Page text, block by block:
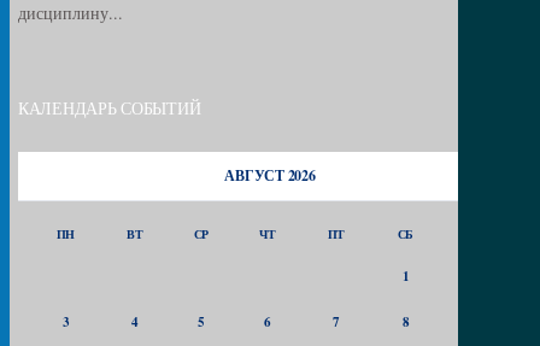
дисциплину...
КАЛЕНДАРЬ СОБЫТИЙ
АВГУСТ 2026
ПН ВТ СР ЧТ ПТ СБ
1
3 4 5 6 7 8